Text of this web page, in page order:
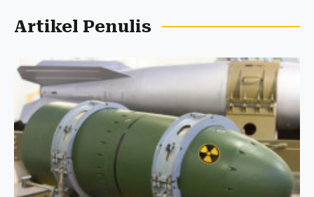
Artikel Penulis